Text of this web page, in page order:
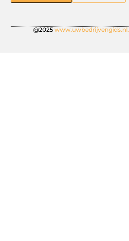
@2025 www.uwbedrijvengids.nl.